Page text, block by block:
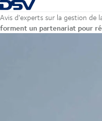
Retour à la page
Avis d'experts sur la gestion de
forment un partenariat pour